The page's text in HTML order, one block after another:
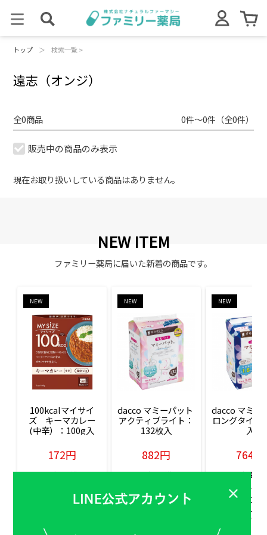
トップ ＞ 検索一覧 >
遠志（オンジ）
全0商品 0件～0件（全0件）
販売中の商品のみ表示
現在お取り扱いしている商品はありません。
NEW ITEM
ファミリー薬局に届いた新着の商品です。
NEW
100kcalマイサイ
ズ　キーマカレー
(中辛）：100g入
172円
販売価格(税込)
NEW
dacco マミーパット
アクティブライト：
132枚入
882円
販売価格(税込)
NEW
dacco マミー
ロングタイム
入
764円
販売価格(税